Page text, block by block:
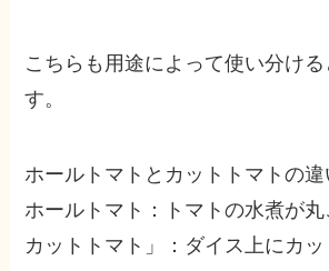
こちらも用途によって使い分け
す。
ホールトマトとカットトマトの違
ホールトマト：トマトの水煮が
カットトマト」：ダイス上にカ